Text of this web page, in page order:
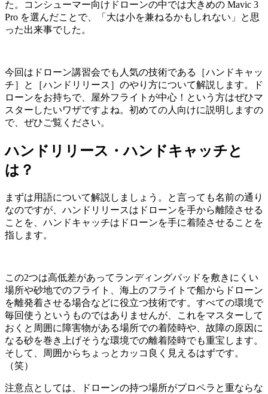
た。コンシューマー向けドローンの中では大きめの Mavic 3
Pro を選んだことで、「大は小を兼ねるかもしれない」と思
った出来事でした。
今回はドローン講習会でも人気の技術である［ハンドキャッ
チ］と［ハンドリリース］のやり方について解説します。ド
ローンをお持ちで、屋外フライトが中心！という方はぜひマ
スターしたいワザですよね。初めての人向けに説明しますの
で、ぜひご覧ください。
ハンドリリース・ハンドキャッチと
は？
まずは用語について解説しましょう。と言っても名前の通り
なのですが、ハンドリリースはドローンを手から離陸させる
ことを、ハンドキャッチはドローンを手に着陸させることを
指します。
この2つは高低差があってランディングパッドを敷きにくい
場所や砂地でのフライト、海上のフライトで船からドローン
を離発着させる場合などに役立つ技術です。すべての環境で
毎回使うというものではありませんが、これをマスターして
おくと周囲に障害物がある場所での着陸時や、故障の原因に
なる砂を巻き上げそうな環境での離着陸時でも重宝します。
そして、周囲からちょっとカッコ良く見えるはずです。
（笑）
注意点としては、ドローンの持つ場所がプロペラと重ならな